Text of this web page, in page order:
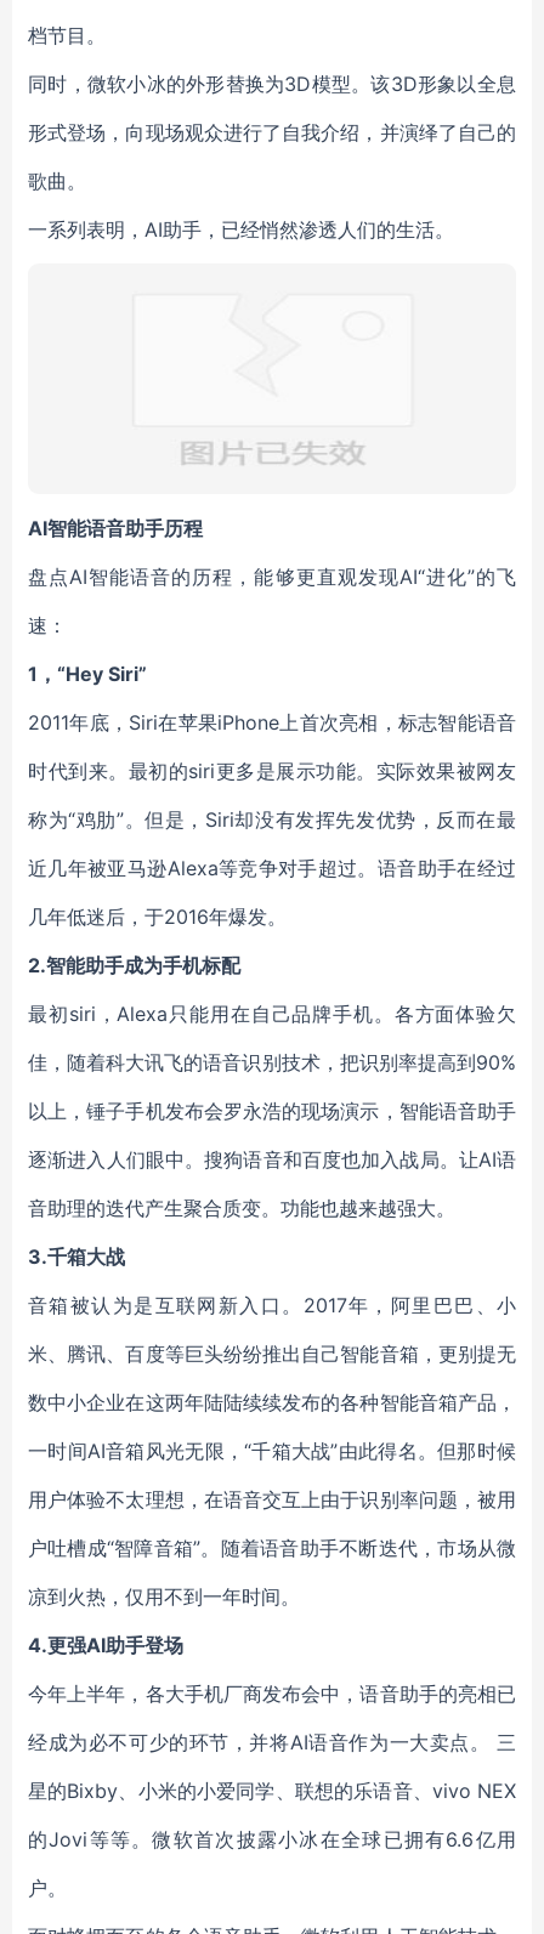
档节目。
同时，微软小冰的外形替换为3D模型。该3D形象以全息
形式登场，向现场观众进行了自我介绍，并演绎了自己的
歌曲。
一系列表明，AI助手，已经悄然渗透人们的生活。
AI智能语音助手历程
盘点AI智能语音的历程，能够更直观发现AI“进化”的飞
速：
1，“Hey Siri”
2011年底，Siri在苹果iPhone上首次亮相，标志智能语音
时代到来。最初的siri更多是展示功能。实际效果被网友
称为“鸡肋”。但是，Siri却没有发挥先发优势，反而在最
近几年被亚马逊Alexa等竞争对手超过。语音助手在经过
几年低迷后，于2016年爆发。
2.智能助手成为手机标配
最初siri，Alexa只能用在自己品牌手机。各方面体验欠
佳，随着科大讯飞的语音识别技术，把识别率提高到90%
以上，锤子手机发布会罗永浩的现场演示，智能语音助手
逐渐进入人们眼中。搜狗语音和百度也加入战局。让AI语
音助理的迭代产生聚合质变。功能也越来越强大。
3.千箱大战
音箱被认为是互联网新入口。2017年，阿里巴巴、小
米、腾讯、百度等巨头纷纷推出自己智能音箱，更别提无
数中小企业在这两年陆陆续续发布的各种智能音箱产品，
一时间AI音箱风光无限，“千箱大战”由此得名。但那时候
用户体验不太理想，在语音交互上由于识别率问题，被用
户吐槽成“智障音箱”。随着语音助手不断迭代，市场从微
凉到火热，仅用不到一年时间。
4.更强AI助手登场
今年上半年，各大手机厂商发布会中，语音助手的亮相已
经成为必不可少的环节，并将AI语音作为一大卖点。 三
星的Bixby、小米的小爱同学、联想的乐语音、vivo NEX
的Jovi等等。微软首次披露小冰在全球已拥有6.6亿用
户。